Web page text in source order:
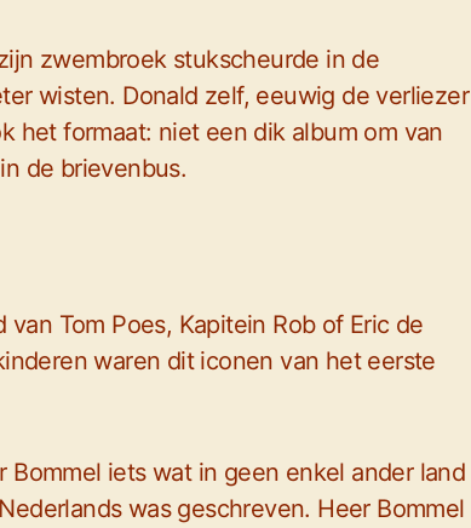
zwembroek stukscheurde in de
wisten. Donald zelf, eeuwig de verliezer
het formaat: niet een dik album om van
de brievenbus.
Tom Poes, Kapitein Rob of Eric de
waren dit iconen van het eerste
iets wat in geen enkel ander land
was geschreven. Heer Bommel